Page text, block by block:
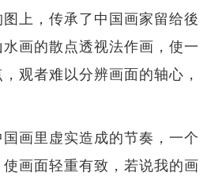
上，传承了中国画家留给後
画的散点透视法作画，使一
观者难以分辨画面的轴心，
画里虚实造成的节奏，一个
画面轻重有致，若说我的画